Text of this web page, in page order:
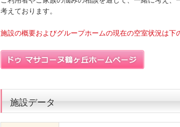
考えております。
施設の概要およびグループホームの現在の空室状況は下
施設データ